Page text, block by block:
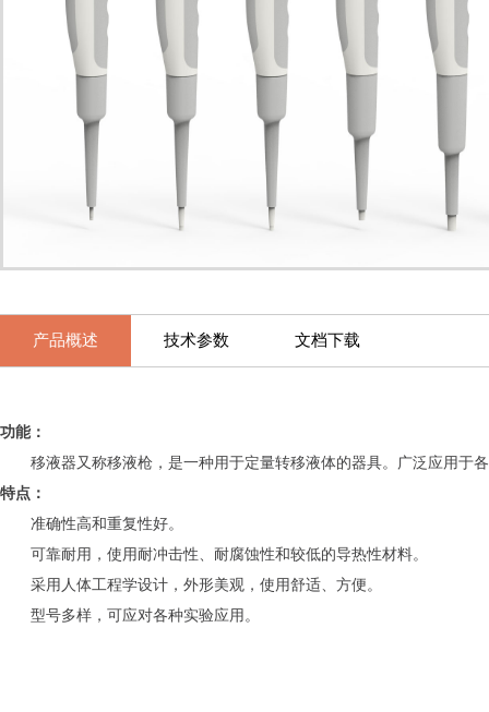
产品概述 技术参数 文档下载
功能：
移液器又称移液枪，是一种用于定量转移液体的器具。 广泛应用于
特点：
准确性高和重复性好。
可靠耐用 ，使用 耐冲击性、耐腐蚀性和较低的导热性材料。
采用 人体工程学设计 ，外形美观，使用舒适、方便。
型号多样，可应对各种实验应用。